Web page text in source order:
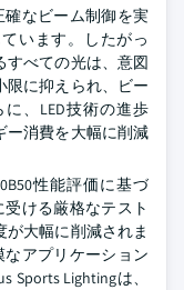
確なビーム制御を実
います。したがっ
すべての光は、意図
限に抑えられ、ビー
、LED技術の進歩
ー消費を大幅に削減
性能評価に基づ
受ける厳格なテスト
大幅に削減されま
なアプリケーション
Sports Lightingは、